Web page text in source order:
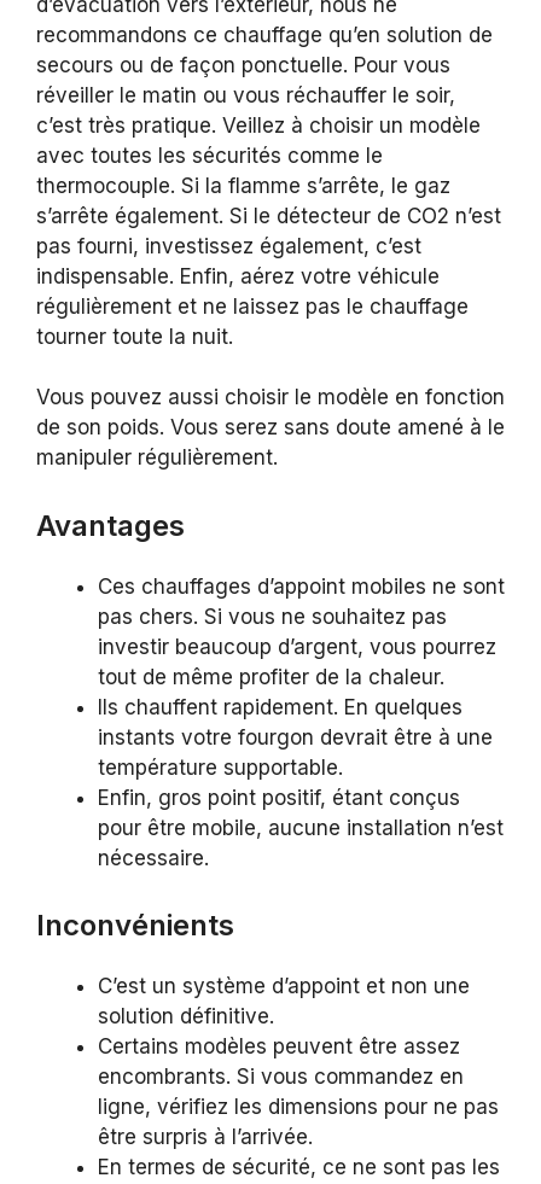
recommandons ce chauffage qu’en solution de
secours ou de façon ponctuelle. Pour vous
réveiller le matin ou vous réchauffer le soir,
c’est très pratique. Veillez à choisir un modèle
avec toutes les sécurités comme le
thermocouple. Si la flamme s’arrête, le gaz
s’arrête également. Si le détecteur de CO2 n’est
pas fourni, investissez également, c’est
indispensable. Enfin, aérez votre véhicule
régulièrement et ne laissez pas le chauffage
tourner toute la nuit.
Vous pouvez aussi choisir le modèle en fonction
de son poids. Vous serez sans doute amené à le
manipuler régulièrement.
Avantages
Ces chauffages d’appoint mobiles ne sont
pas chers. Si vous ne souhaitez pas
investir beaucoup d’argent, vous pourrez
tout de même profiter de la chaleur.
Ils chauffent rapidement. En quelques
instants votre fourgon devrait être à une
température supportable.
Enfin, gros point positif, étant conçus
pour être mobile, aucune installation n’est
nécessaire.
Inconvénients
C’est un système d’appoint et non une
solution définitive.
Certains modèles peuvent être assez
encombrants. Si vous commandez en
ligne, vérifiez les dimensions pour ne pas
être surpris à l’arrivée.
En termes de sécurité, ce ne sont pas les